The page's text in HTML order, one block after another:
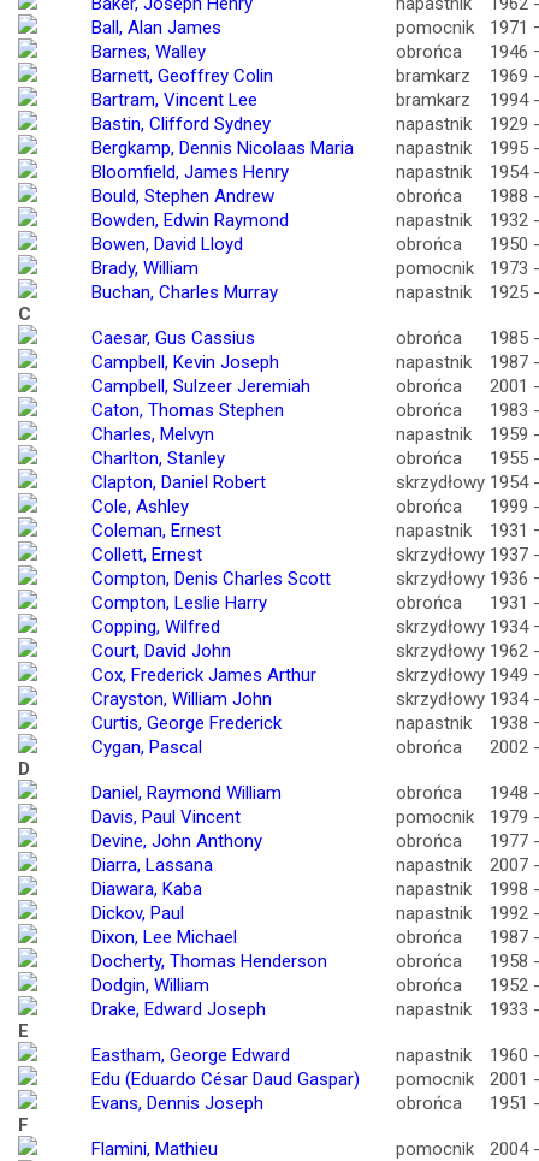
Ball, Alan James
pomocnik
1971
Barnes, Walley
obrońca
1946
Barnett, Geoffrey Colin
bramkarz
1969
Bartram, Vincent Lee
bramkarz
1994
Bastin, Clifford Sydney
napastnik
1929
Bergkamp, Dennis Nicolaas Maria
napastnik
1995
Bloomfield, James Henry
napastnik
1954
Bould, Stephen Andrew
obrońca
1988
Bowden, Edwin Raymond
napastnik
1932
Bowen, David Lloyd
obrońca
1950
Brady, William
pomocnik
1973
Buchan, Charles Murray
napastnik
1925
C
Caesar, Gus Cassius
obrońca
1985
Campbell, Kevin Joseph
napastnik
1987
Campbell, Sulzeer Jeremiah
obrońca
2001
Caton, Thomas Stephen
obrońca
1983
Charles, Melvyn
napastnik
1959
Charlton, Stanley
obrońca
1955
Clapton, Daniel Robert
skrzydłowy 1954
Cole, Ashley
obrońca
1999
Coleman, Ernest
napastnik
1931
Collett, Ernest
skrzydłowy 1937
Compton, Denis Charles Scott
skrzydłowy 1936
Compton, Leslie Harry
obrońca
1931
Copping, Wilfred
skrzydłowy 1934
Court, David John
skrzydłowy 1962
Cox, Frederick James Arthur
skrzydłowy 1949
Crayston, William John
skrzydłowy 1934
Curtis, George Frederick
napastnik
1938
Cygan, Pascal
obrońca
2002
D
Daniel, Raymond William
obrońca
1948
Davis, Paul Vincent
pomocnik
1979
Devine, John Anthony
obrońca
1977
Diarra, Lassana
napastnik
2007
Diawara, Kaba
napastnik
1998
Dickov, Paul
napastnik
1992
Dixon, Lee Michael
obrońca
1987
Docherty, Thomas Henderson
obrońca
1958
Dodgin, William
obrońca
1952
Drake, Edward Joseph
napastnik
1933
E
Eastham, George Edward
napastnik
1960
Edu (Eduardo César Daud Gaspar)
pomocnik
2001
Evans, Dennis Joseph
obrońca
1951
F
Flamini, Mathieu
pomocnik
2004